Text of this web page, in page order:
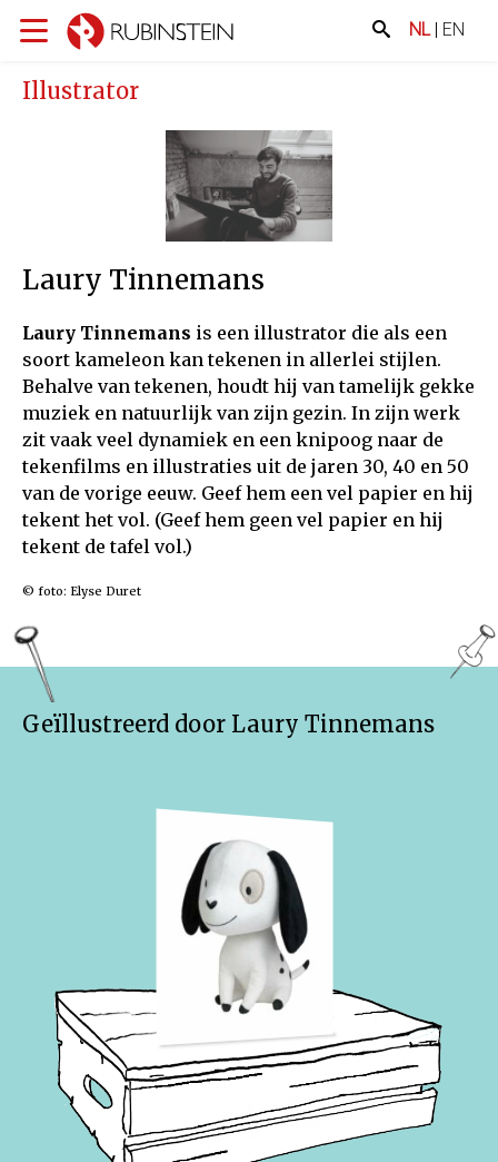
NL| EN
Illustrator
Laury Tinnemans
Laury Tinnemans is een illustrator die als een
soort kameleon kan tekenen in allerlei stijlen.
Behalve van tekenen, houdt hij van tamelijk gekke
muziek en natuurlijk van zijn gezin. In zijn werk
zit vaak veel dynamiek en een knipoog naar de
tekenfilms en illustraties uit de jaren 30, 40 en 50
van de vorige eeuw. Geef hem een vel papier en hij
tekent het vol. (Geef hem geen vel papier en hij
tekent de tafel vol.)
© foto: Elyse Duret
Geïllustreerd door Laury Tinnemans